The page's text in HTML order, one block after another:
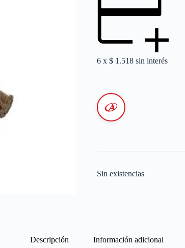
6 x$ 1.518 sin interés
Sin existencias
Descripción Información adicional